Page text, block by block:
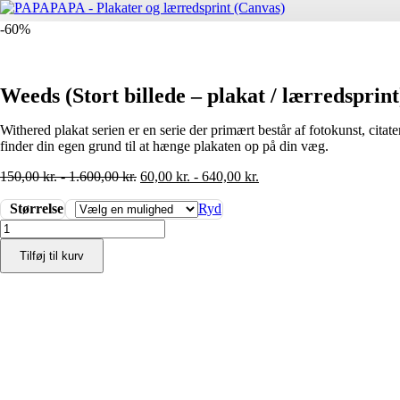
-60%
Weeds (Stort billede – plakat /
Withered plakat serien er en serie der primært består af fotokunst,
finder din egen grund til at hænge plakaten op på din væg.
150,00kr.-1.600,00kr. 60,00 kr. - 640,00 kr.
Størrelse
Ryd
Weeds
(Stort
billede
-
Tilføj til kurv